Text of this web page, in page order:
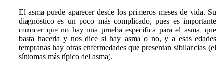
El asma puede aparecer desde los primeros meses de vida. Su
diagnóstico es un poco más complicado, pues es importante
conocer que no hay una prueba especifica para el asma, que
basta hacerla y nos dice si hay asma o no, y a esas edades
tempranas hay otras enfermedades que presentan sibilancias (el
síntomas más típico del asma).